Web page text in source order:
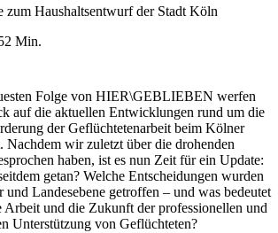
zum Haushaltsentwurf der Stadt Köln
Min.
Folge von HIER\GEBLIEBEN werfen
auf die aktuellen Entwicklungen rund um die
der Geflüchtetenarbeit beim Kölner
Nachdem wir zuletzt über die drohenden
haben, ist es nun Zeit für ein Update:
getan? Welche Entscheidungen wurden
und Landesebene getroffen – und was bedeutet
Arbeit und die Zukunft der professionellen und
Unterstützung von Geflüchteten?